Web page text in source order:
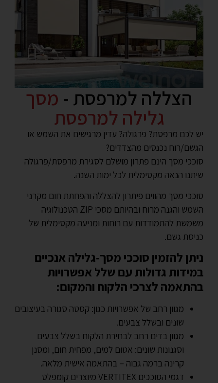
הצללה למרפסת - מסך
גלילה למרפסת
יש לכם מרפסת? פרגולה? עדין מרגישים את השמש או
הגשם/רוח נכנסים מהצדדים?
סוככי מסך הינם פתרון מושלם לסגירת מרפסת/פרגולה
שיתנו הנאה מקסימלית לכל ימות השנה.
סוככי מסך מהווים פיתרון להצללה והפחתת חום מקרני
השמש והגנה מרוח ובהיותם מסכי ZIP הטכנולוגיה
משמשת להתמודדות עם רוחות ומניעה מקסימלית של
כניסת גשם.
ניתן להזמין סוככי מסך-גלילה אנכיים
במידות גדולות עם שלל אפשרויות
בהתאמה לצרכי הלקוח והמקום:
מגוון רחב של אפשרויות כגון: קסטה סגורה בעיצובים
שונים ובשלל צבעים.
מגוון בדים רחב לבחירת הלקוח בשלל צבעים
וסגנונות שונים: אטום למים, מפחית חום, ומסנן
קרינה ברמה גבוה – בהתאמה אישית מלאה.
דגמי הסוככים VERTITEX מיוצרים קומפלט